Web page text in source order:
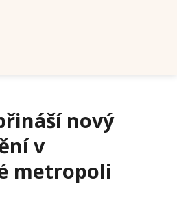
nový
v
metropoli